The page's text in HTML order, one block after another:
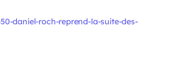
daniel-roch-reprend-la-suite-des-